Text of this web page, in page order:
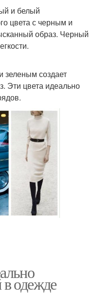
и белый
цвета с черным и
образ. Черный
зеленым создает
Эти цвета идеально
в одежде